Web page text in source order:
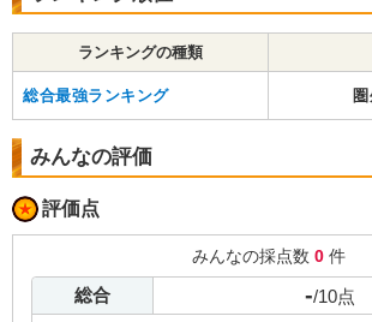
ランキングの種類
総合最強ランキング
みんなの評価
評価点
みんなの採点数 0 件
総合 -/10点